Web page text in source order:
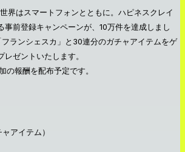
界はスマートフォンとともに。ハピネスクレイ
事前登録キャンペーンが、10万件を達成しまし
ランシェスカ」と30連分のガチャアイテムをゲ
ゼントいたします。
の報酬を配布予定です。
アイテム）